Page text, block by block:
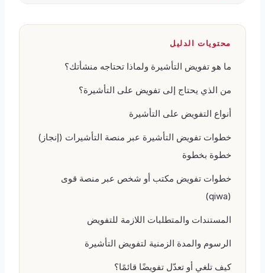
محتويات الدليل
ما هو تفويض التأشيرة ولماذا تحتاجه منشأتك؟
من الذي يحتاج إلى تفويض على التأشيرة؟
أنواع التفويض على التأشيرة
خطوات تفويض التأشيرة عبر منصة التأشيرات (إنجاز)
خطوة بخطوة
خطوات تفويض مكتب أو شخص عبر منصة قوى
(qiwa)
المستندات والمتطلبات اللازمة للتفويض
الرسوم والمدة الزمنية لتفويض التأشيرة
كيف تلغي أو تعدّل تفويضًا قائمًا؟